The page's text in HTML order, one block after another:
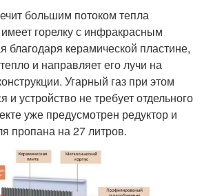
большим потоком тепла
горелку с инфракрасным
благодаря керамической пластине,
и направляет его лучи на
Угарный газ при этом
и устройство не требует отдельного
уже предусмотрен редуктор и
пропана на 27 литров.